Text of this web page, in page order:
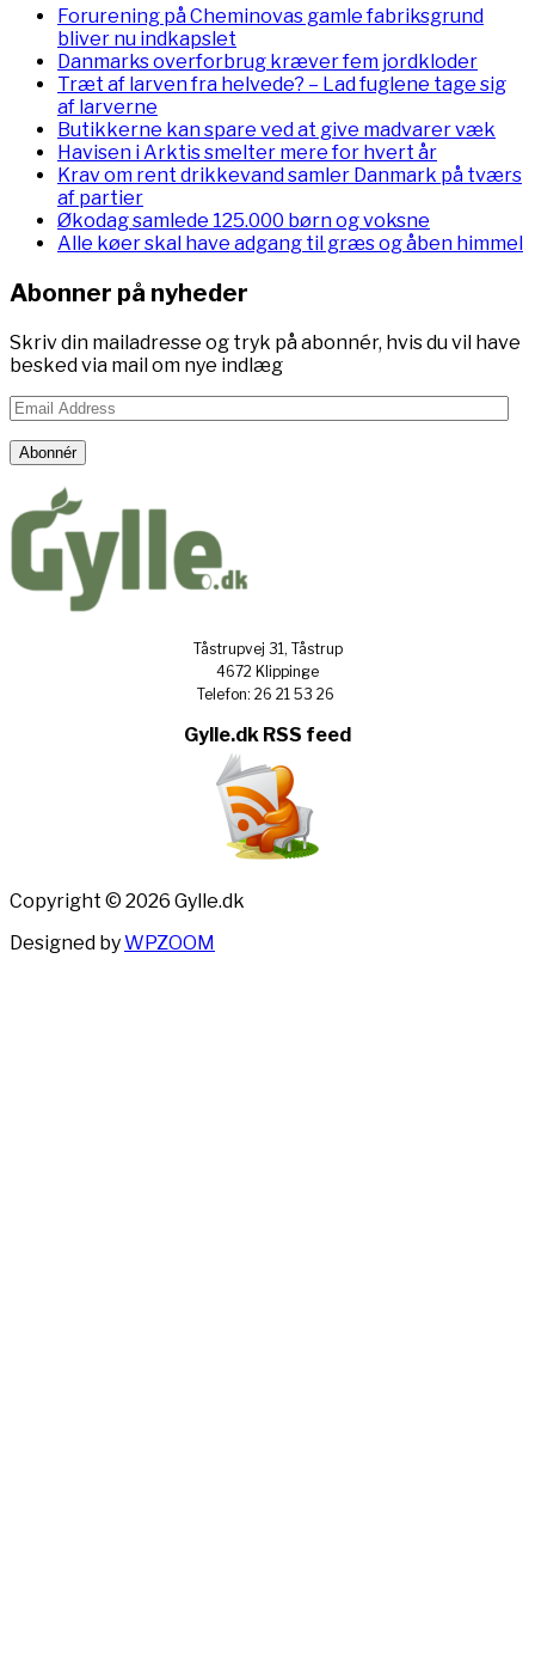
Forurening på Cheminovas gamle fabriksgrund
bliver nu indkapslet
Danmarks overforbrug kræver fem jordkloder
Træt af larven fra helvede? – Lad fuglene tage sig
af larverne
Butikkerne kan spare ved at give madvarer væk
Havisen i Arktis smelter mere for hvert år
Krav om rent drikkevand samler Danmark på tværs
af partier
Økodag samlede 125.000 børn og voksne
Alle køer skal have adgang til græs og åben himmel
Abonner på nyheder
Skriv din mailadresse og tryk på abonnér, hvis du vil have
besked via mail om nye indlæg
Email
Address
Abonnér
Tåstrupvej 31, Tåstrup
4672 Klippinge
Telefon: 26 21 53 26
Gylle.dk RSS feed
Copyright © 2026 Gylle.dk
Designed byWPZOOM